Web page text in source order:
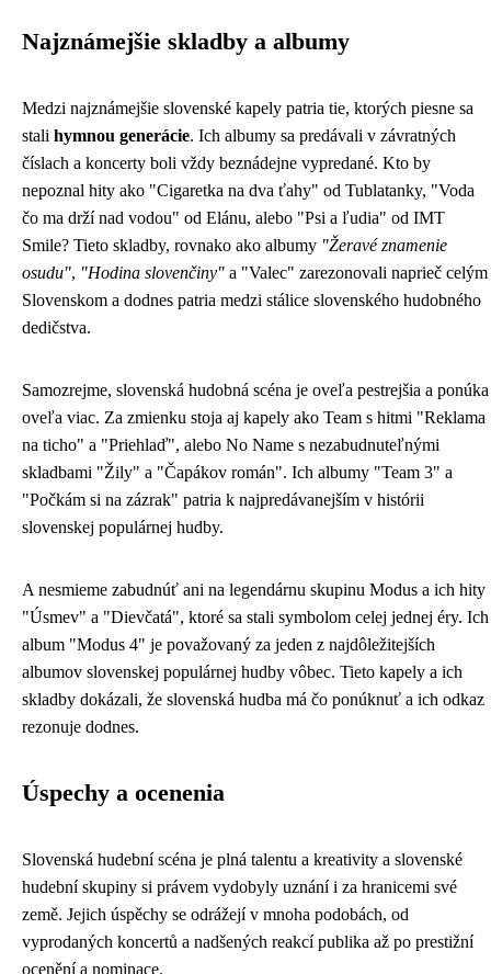
Najznámejšie skladby a albumy
Medzi najznámejšie slovenské kapely patria tie, ktorých piesne sa
stali hymnou generácie. Ich albumy sa predávali v závratných
číslach a koncerty boli vždy beznádejne vypredané. Kto by
nepoznal hity ako "Cigaretka na dva ťahy" od Tublatanky, "Voda
čo ma drží nad vodou" od Elánu, alebo "Psi a ľudia" od IMT
Smile? Tieto skladby, rovnako ako albumy "Žeravé znamenie
osudu", "Hodina slovenčiny" a "Valec" zarezonovali naprieč celým
Slovenskom a dodnes patria medzi stálice slovenského hudobného
dedičstva.
Samozrejme, slovenská hudobná scéna je oveľa pestrejšia a ponúka
oveľa viac. Za zmienku stoja aj kapely ako Team s hitmi "Reklama
na ticho" a "Priehlaď", alebo No Name s nezabudnuteľnými
skladbami "Žily" a "Čapákov román". Ich albumy "Team 3" a
"Počkám si na zázrak" patria k najpredávanejším v histórii
slovenskej populárnej hudby.
A nesmieme zabudnúť ani na legendárnu skupinu Modus a ich hity
"Úsmev" a "Dievčatá", ktoré sa stali symbolom celej jednej éry. Ich
album "Modus 4" je považovaný za jeden z najdôležitejších
albumov slovenskej populárnej hudby vôbec. Tieto kapely a ich
skladby dokázali, že slovenská hudba má čo ponúknuť a ich odkaz
rezonuje dodnes.
Úspechy a ocenenia
Slovenská hudební scéna je plná talentu a kreativity a slovenské
hudební skupiny si právem vydobyly uznání i za hranicemi své
země. Jejich úspěchy se odrážejí v mnoha podobách, od
vyprodaných koncertů a nadšených reakcí publika až po prestižní
ocenění a nominace.